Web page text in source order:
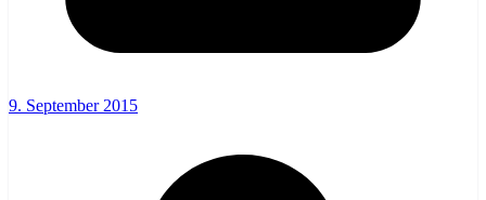
9. September 2015